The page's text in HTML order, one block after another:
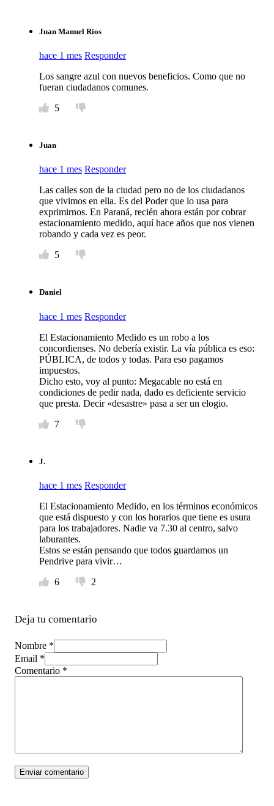
Juan Manuel Rios
hace 1 mes Responder
Los sangre azul con nuevos beneficios. Como que no
fueran ciudadanos comunes.
5
Juan
hace 1 mes Responder
Las calles son de la ciudad pero no de los ciudadanos
que vivimos en ella. Es del Poder que lo usa para
exprimirnos. En Paraná, recién ahora están por cobrar
estacionamiento medido, aquí hace años que nos vienen
robando y cada vez es peor.
5
Daniel
hace 1 mes Responder
El Estacionamiento Medido es un robo a los
concordienses. No debería existir. La vía pública es eso:
PÚBLICA, de todos y todas. Para eso pagamos
impuestos.
Dicho esto, voy al punto: Megacable no está en
condiciones de pedir nada, dado es deficiente servicio
que presta. Decir «desastre» pasa a ser un elogio.
7
J.
hace 1 mes Responder
El Estacionamiento Medido, en los términos económicos
que está dispuesto y con los horarios que tiene es usura
para los trabajadores. Nadie va 7.30 al centro, salvo
laburantes.
Estos se están pensando que todos guardamos un
Pendrive para vivir…
6
2
Deja tu comentario
Nombre *
Email *
Comentario *